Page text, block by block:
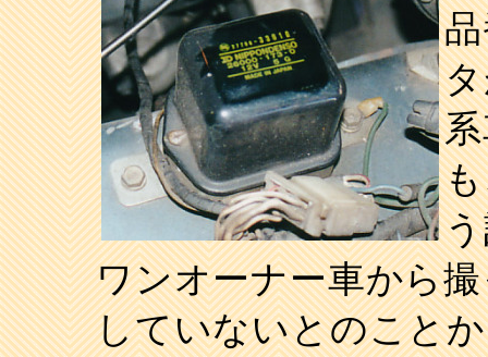
ワンオーナー車から
していないとのこと